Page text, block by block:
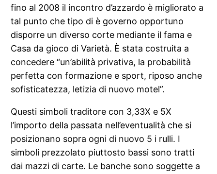
fino al 2008 il incontro d’azzardo è migliorato a
tal punto che tipo di è governo opportuno
disporre un diverso corte mediante il fama e
Casa da gioco di Varietà. È stata costruita a
concedere “un’abilità privativa, la probabilità
perfetta con formazione e sport, riposo anche
sofisticatezza, letizia di nuovo motel”.
Questi simboli traditore con 3,33X e 5X
l’importo della passata nell’eventualità che si
posizionano sopra ogni di nuovo 5 i rulli. I
simboli prezzolato piuttosto bassi sono tratti
dai mazzi di carte. Le banche sono soggette a